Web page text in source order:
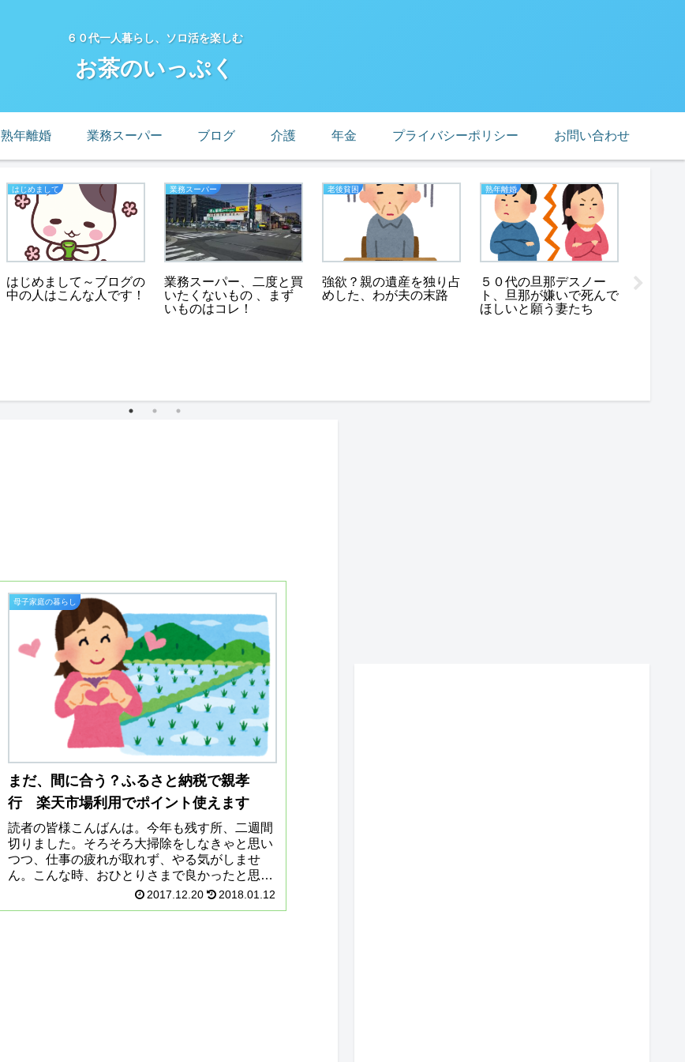
６０代一人暮らし、ソロ活を楽しむ
お茶のいっぷく
熟年離婚 業務スーパー ブログ 介護 年金 プライバシーポリシー お問い合わせ
はじめまして
はじめまして～ブログの
中の人はこんな人です！
業務スーパー
業務スーパー、二度と買
いたくないもの 、まず
いものはコレ！
老後貧困
強欲？親の遺産を独り占
めした、わが夫の末路
熟年離婚
５０代の旦那デスノー
ト、旦那が嫌いで死んで
ほしいと願う妻たち
奇跡の
母子家庭の暮らし
まだ、間に合う？ふるさと納税で親孝
行 楽天市場利用でポイント使えます
読者の皆様こんばんは。今年も残す所、二週間
切りました。そろそろ大掃除をしなきゃと思い
つつ、仕事の疲れが取れず、やる気がしませ
ん。こんな時、おひとりさまで良かったと思い
ます。掃除をしろとうるさくいう夫が、いない
2017.12.20 2018.01.12